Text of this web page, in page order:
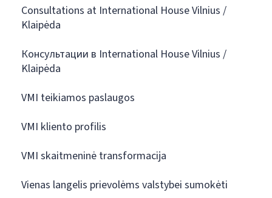
Consultations at International House Vilnius /
Klaipėda
Консультации в International House Vilnius /
Klaipėda
VMI teikiamos paslaugos
VMI kliento profilis
VMI skaitmeninė transformacija
Vienas langelis prievolėms valstybei sumokėti